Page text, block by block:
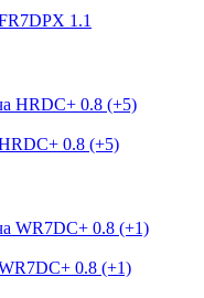
1.1
0.8 (+5)
0.8 (+1)